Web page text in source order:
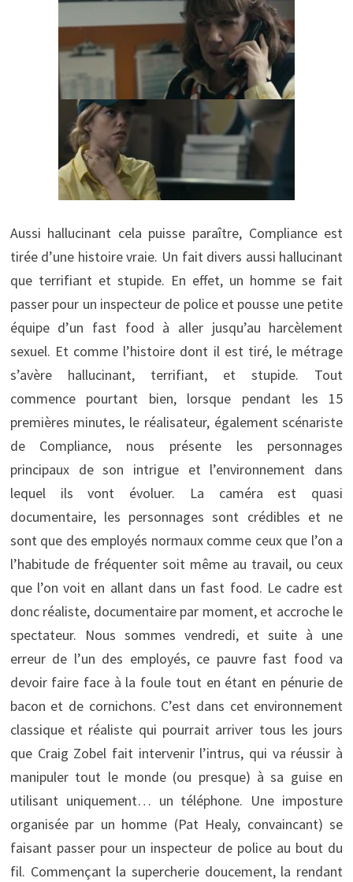
Aussi hallucinant cela puisse paraître, Compliance est
tirée d’une histoire vraie. Un fait divers aussi hallucinant
que terrifiant et stupide. En effet, un homme se fait
passer pour un inspecteur de police et pousse une petite
équipe d’un fast food à aller jusqu’au harcèlement
sexuel. Et comme l’histoire dont il est tiré, le métrage
s’avère hallucinant, terrifiant, et stupide. Tout
commence pourtant bien, lorsque pendant les 15
premières minutes, le réalisateur, également scénariste
de Compliance, nous présente les personnages
principaux de son intrigue et l’environnement dans
lequel ils vont évoluer. La caméra est quasi
documentaire, les personnages sont crédibles et ne
sont que des employés normaux comme ceux que l’on a
l’habitude de fréquenter soit même au travail, ou ceux
que l’on voit en allant dans un fast food. Le cadre est
donc réaliste, documentaire par moment, et accroche le
spectateur. Nous sommes vendredi, et suite à une
erreur de l’un des employés, ce pauvre fast food va
devoir faire face à la foule tout en étant en pénurie de
bacon et de cornichons. C’est dans cet environnement
classique et réaliste qui pourrait arriver tous les jours
que Craig Zobel fait intervenir l’intrus, qui va réussir à
manipuler tout le monde (ou presque) à sa guise en
utilisant uniquement… un téléphone. Une imposture
organisée par un homme (Pat Healy, convaincant) se
faisant passer pour un inspecteur de police au bout du
fil. Commençant la supercherie doucement, la rendant